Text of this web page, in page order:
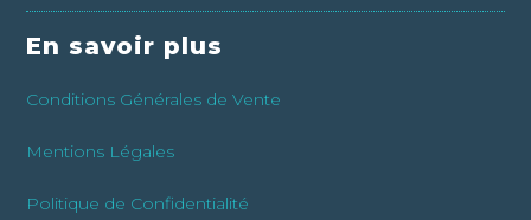
En savoir plus
Conditions Générales de Vente
Mentions Légales
Politique de Confidentialité